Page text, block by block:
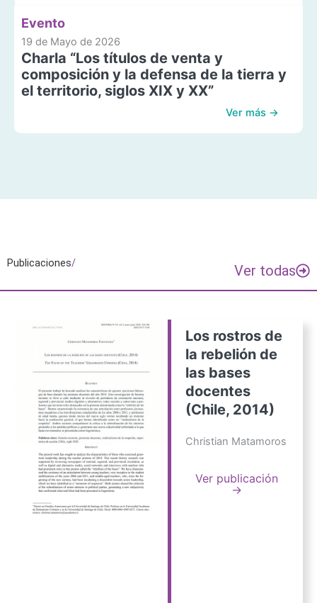
Evento
19 de Mayo de 2026
Charla “Los títulos de venta y
composición y la defensa de la tierra y
el territorio, siglos XIX y XX”
Ver más →
Publicaciones/ Ver todas
Los rostros de
la rebelión de
las bases
docentes
(Chile, 2014)
Christian Matamoros
Ver publicación
→